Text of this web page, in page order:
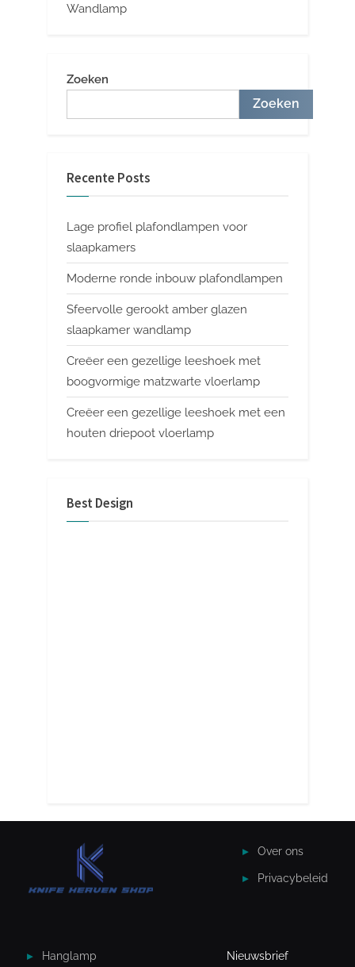
Wandlamp
Zoeken
Zoeken
Recente Posts
Lage profiel plafondlampen voor
slaapkamers
Moderne ronde inbouw plafondlampen
Sfeervolle gerookt amber glazen
slaapkamer wandlamp
Creëer een gezellige leeshoek met
boogvormige matzwarte vloerlamp
Creëer een gezellige leeshoek met een
houten driepoot vloerlamp
Best Design
Over ons
Privacybeleid
Hanglamp Nieuwsbrief